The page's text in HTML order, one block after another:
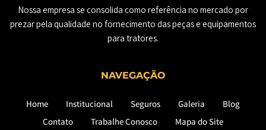
Nossa empresa se consolida como referência no mercado por
prezar pela qualidade no fornecimento das peças e equipamentos
para tratores.
NAVEGAÇÃO
Home Institucional Seguros Galeria
Blog
Contato
Trabalhe Conosco Mapa do Site